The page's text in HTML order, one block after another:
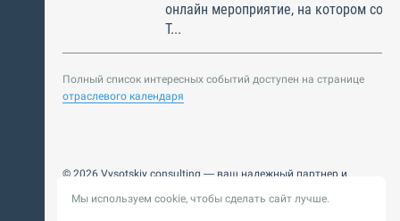
онлайн мероприятие, на котором
Т...
Полный список интересных событий доступен на странице
отраслевого календаря
© 2026 Vysotskiy consulting — ваш надежный партнер и
Цифровизация, BIM, ИИ. Внедряем и оптимизируем
Мы используем cookie, чтобы сделать сайт лучше.